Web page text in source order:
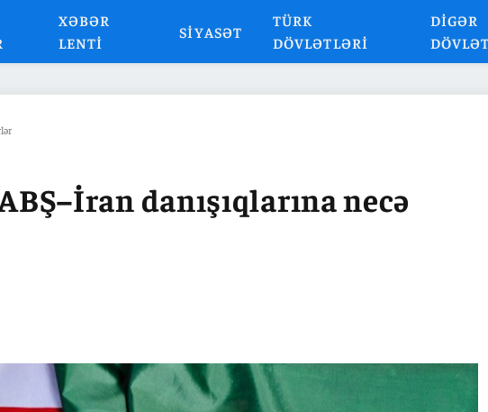
XƏBƏR
LENTI
SIYASƏT
TÜRK
DÖVLƏTLƏRI
DIGƏR
danışıqlarına necə